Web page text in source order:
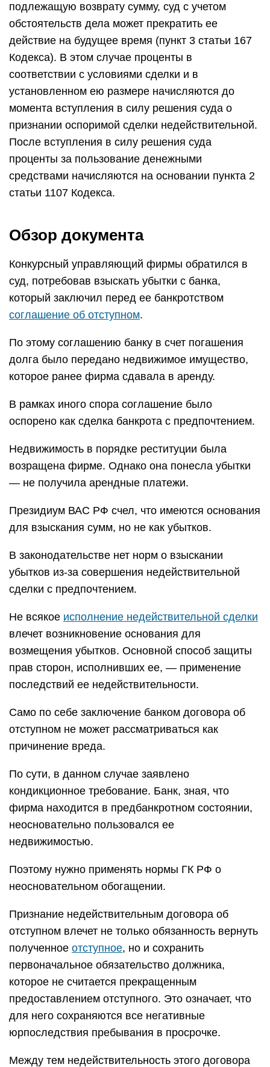
подлежащую возврату сумму, суд с учетом
обстоятельств дела может прекратить ее
действие на будущее время (пункт 3 статьи 167
Кодекса). В этом случае проценты в
соответствии с условиями сделки и в
установленном ею размере начисляются до
момента вступления в силу решения суда о
признании оспоримой сделки недействительной.
После вступления в силу решения суда
проценты за пользование денежными
средствами начисляются на основании пункта 2
статьи 1107 Кодекса.
Обзор документа
Конкурсный управляющий фирмы обратился в
суд, потребовав взыскать убытки с банка,
который заключил перед ее банкротством
соглашение об отступном.
По этому соглашению банку в счет погашения
долга было передано недвижимое имущество,
которое ранее фирма сдавала в аренду.
В рамках иного спора соглашение было
оспорено как сделка банкрота с предпочтением.
Недвижимость в порядке реституции была
возращена фирме. Однако она понесла убытки
— не получила арендные платежи.
Президиум ВАС РФ счел, что имеются основания
для взыскания сумм, но не как убытков.
В законодательстве нет норм о взыскании
убытков из-за совершения недействительной
сделки с предпочтением.
Не всякое исполнение недействительной сделки
влечет возникновение основания для
возмещения убытков. Основной способ защиты
прав сторон, исполнивших ее, — применение
последствий ее недействительности.
Само по себе заключение банком договора об
отступном не может рассматриваться как
причинение вреда.
По сути, в данном случае заявлено
кондикционное требование. Банк, зная, что
фирма находится в предбанкротном состоянии,
неосновательно пользовался ее
недвижимостью.
Поэтому нужно применять нормы ГК РФ о
неосновательном обогащении.
Признание недействительным договора об
отступном влечет не только обязанность вернуть
полученное отступное, но и сохранить
первоначальное обязательство должника,
которое не считается прекращенным
предоставлением отступного. Это означает, что
для него сохраняются все негативные
юрпоследствия пребывания в просрочке.
Между тем недействительность этого договора